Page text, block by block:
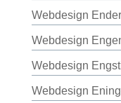
Webdesign
Webdesign
Webdesign
Webdesign